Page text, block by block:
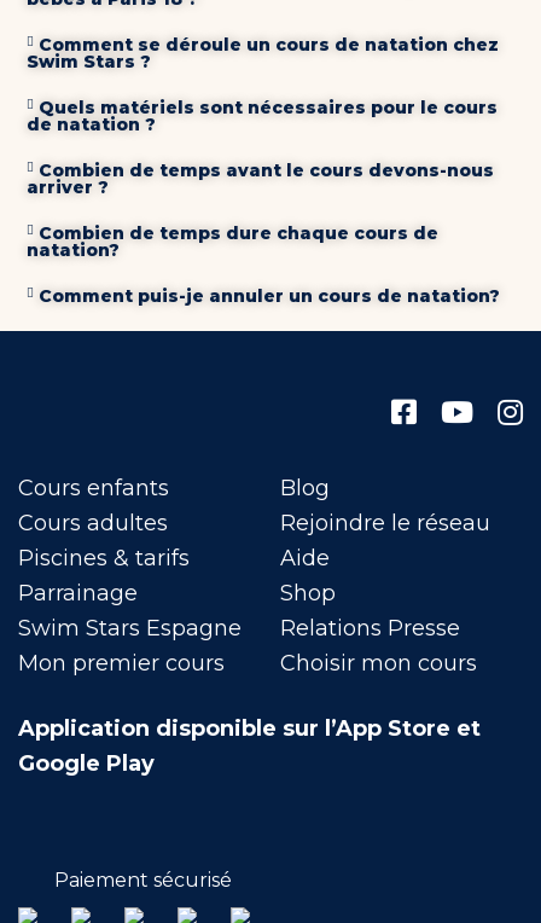
Comment se déroule un cours de natation chez
Swim Stars ?
Quels matériels sont nécessaires pour le cours
de natation ?
Combien de temps avant le cours devons-nous
arriver ?
Combien de temps dure chaque cours de
natation?
Comment puis-je annuler un cours de natation?
Cours enfants
Cours adultes
Piscines & tarifs
Parrainage
Swim Stars Espagne
Mon premier cours
Blog
Rejoindre le réseau
Aide
Shop
Relations Presse
Choisir mon cours
Application disponible sur l’App Store et
Google Play
Paiement sécurisé